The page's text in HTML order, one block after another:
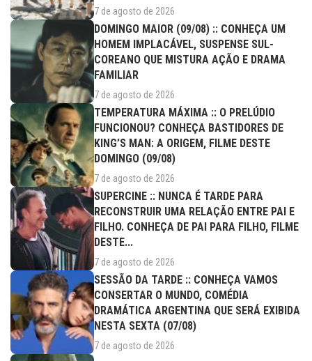
7 de agosto de 2026
DOMINGO MAIOR (09/08) :: CONHEÇA UM
HOMEM IMPLACÁVEL, SUSPENSE SUL-
COREANO QUE MISTURA AÇÃO E DRAMA
FAMILIAR
7 de agosto de 2026
TEMPERATURA MÁXIMA :: O PRELÚDIO
FUNCIONOU? CONHEÇA BASTIDORES DE
KING’S MAN: A ORIGEM, FILME DESTE
DOMINGO (09/08)
7 de agosto de 2026
SUPERCINE :: NUNCA É TARDE PARA
RECONSTRUIR UMA RELAÇÃO ENTRE PAI E
FILHO. CONHEÇA DE PAI PARA FILHO, FILME
DESTE...
7 de agosto de 2026
SESSÃO DA TARDE :: CONHEÇA VAMOS
CONSERTAR O MUNDO, COMÉDIA
DRAMÁTICA ARGENTINA QUE SERÁ EXIBIDA
NESTA SEXTA (07/08)
7 de agosto de 2026